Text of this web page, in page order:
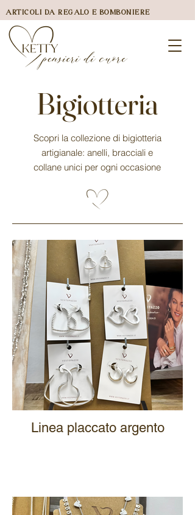
ARTICOLI DA REGALO E BOMBONIERE
Bigiotteria
Scopri la collezione di bigiotteria
artigianale: anelli, bracciali e
collane unici per ogni occasione
Linea placcato argento